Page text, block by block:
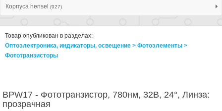
Корпуса hensel (927)
Товар опубликован в разделах:
Оптоэлектроника, индикаторы, освещение > Фотоэлементы >
Фототранзисторы
BPW17 - Фототранзистор, 780нм, 32В, 24°, Линза:
прозрачная